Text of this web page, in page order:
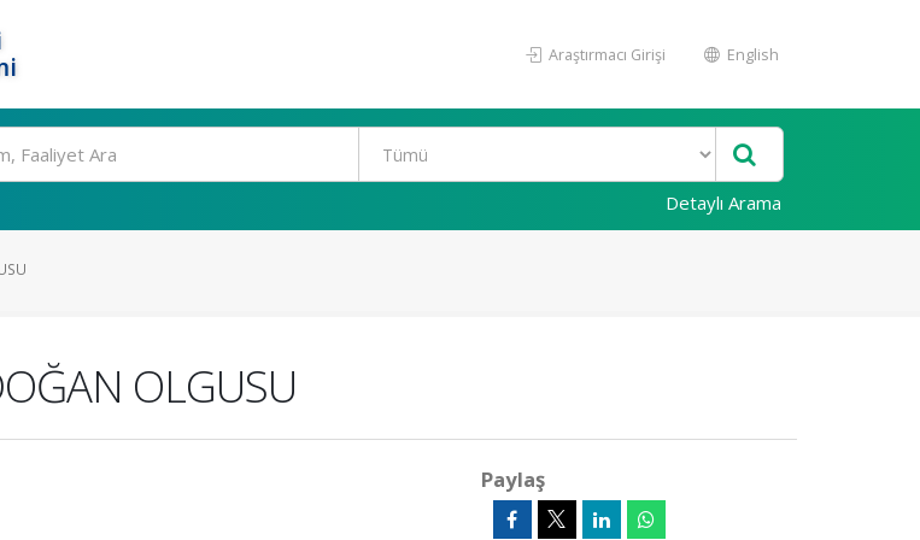
Araştırmacı Girişi English
Detaylı Arama
OLGUSU
Paylaş